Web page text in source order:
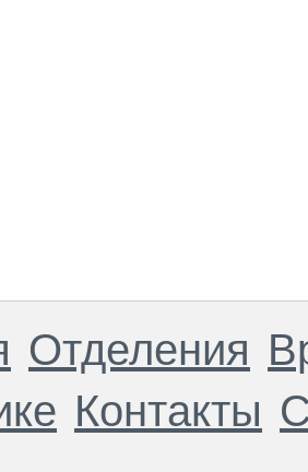
Отделения
Контакты